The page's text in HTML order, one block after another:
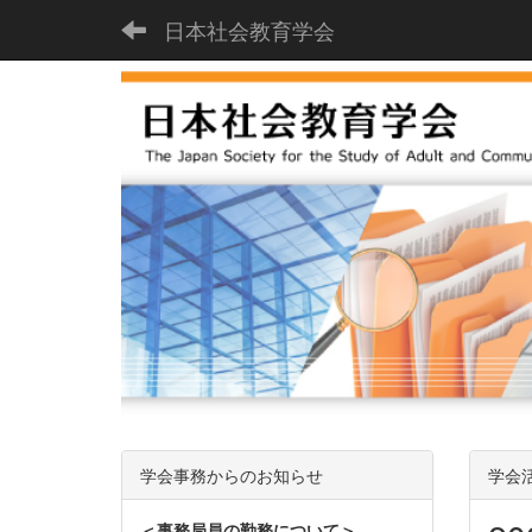
日本社会教育学会
学会
学会事務からのお知らせ